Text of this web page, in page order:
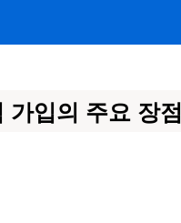
가입의 주요 장점